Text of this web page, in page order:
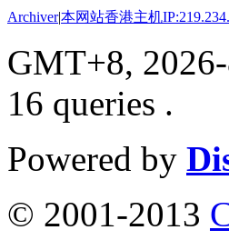
Archiver|本网站香港主机
GMT+8,
16 queries .
Powered by
© 2001-2013